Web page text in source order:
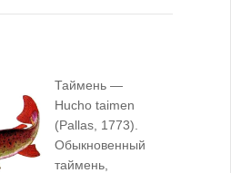
Таймень —
Hucho taimen
(Pallas, 1773).
Обыкновенный
таймень,